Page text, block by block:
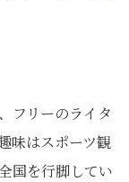
フリーのライタ
味はスポーツ観
国を行脚してい